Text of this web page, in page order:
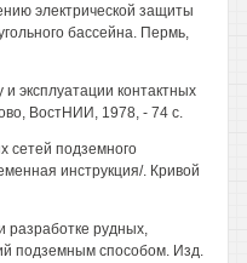
электрической защиты
бассейна. Пермь,
эксплуатации контактных
ВостНИИ, 1978, - 74 с.
сетей подземного
инструкция/. Кривой
разработке рудных,
подземным способом. Изд.